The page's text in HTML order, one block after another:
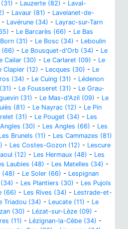
- Lauzerte (82) - Laval-
- Lavaur (81) - Lavelanet-de-
- Lavérune (34) - Layrac-sur-Tarn
- Le Barcarès (66) - Le Bas
(31) - Le Bosc (34) - Leboulin
(66) - Le Bousquet-d'Orb (34) - Le
Cailar (30) - Le Carlaret (09) - Le
Clapier (12) - Lecques (30) - Le
(34) - Le Cuing (31) - Lédenon
- Le Fousseret (31) - Le Grau-
(31) - Le Mas-d'Azil (09) - Le
(81) - Le Nayrac (12) - Le Pin
(31) - Le Pouget (34) - Les
(30) - Les Angles (66) - Les
Brunels (11) - Les Cammazes (81)
- Les Costes-Gozon (12) - Lescure
(12) - Les Hermaux (48) - Les
Laubies (48) - Les Matelles (34) -
(48) - Le Soler (66) - Lespignan
- Les Plantiers (30) - Les Pujols
(66) - Les Rives (34) - Lestrade-et-
Triadou (34) - Leucate (11) - Le
(30) - Lézat-sur-Lèze (09) -
(11) - Lézignan-la-Cèbe (34) -